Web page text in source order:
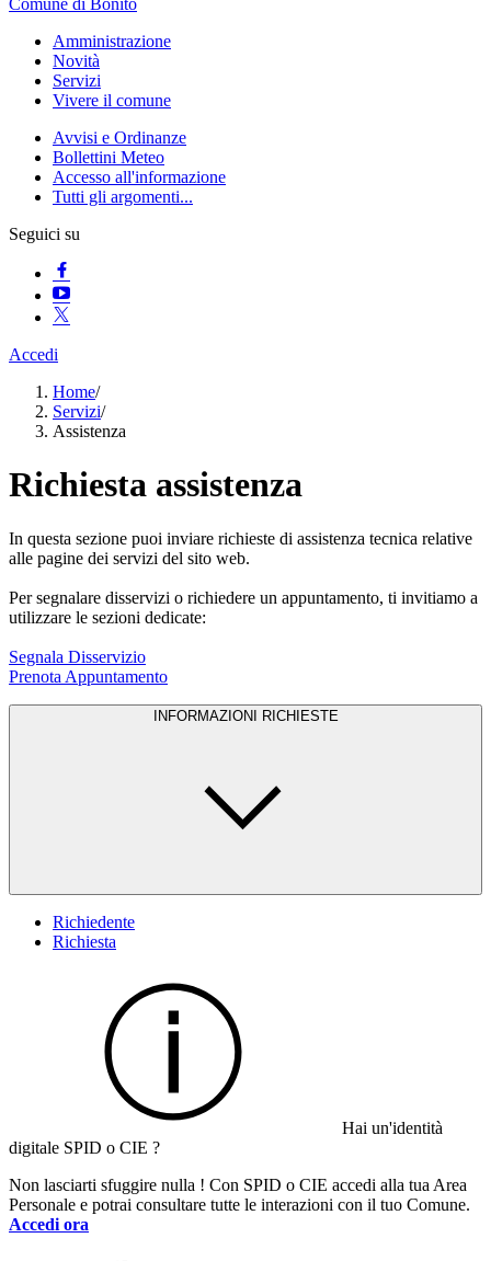
Comune di Bonito
Amministrazione
Novità
Servizi
Vivere il comune
Avvisi e Ordinanze
Bollettini Meteo
Accesso all'informazione
Tutti gli argomenti...
Seguici su
Accedi
Home/
Servizi/
Assistenza
Richiesta assistenza
In questa sezione puoi inviare richieste di assistenza tecnica relative
alle pagine dei servizi del sito web.
Per segnalare disservizi o richiedere un appuntamento, ti invitiamo a
utilizzare le sezioni dedicate:
Segnala Disservizio
Prenota Appuntamento
INFORMAZIONI RICHIESTE
Richiedente
Richiesta
Hai un'identità
digitale SPID o CIE ?
Non lasciarti sfuggire nulla ! Con SPID o CIE accedi alla tua Area
Personale e potrai consultare tutte le interazioni con il tuo Comune.
Accedi ora